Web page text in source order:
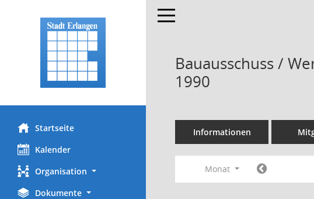
Startseite
Kalender
Organisation
Dokumente
Toggle navigation
Bauausschuss /
1990
Informationen
Monat